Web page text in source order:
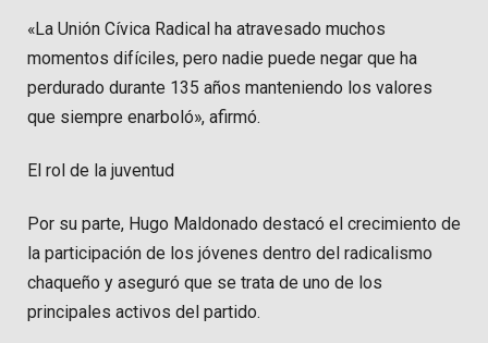
«La Unión Cívica Radical ha atravesado muchos
momentos difíciles, pero nadie puede negar que ha
perdurado durante 135 años manteniendo los valores
que siempre enarboló», afirmó.
El rol de la juventud
Por su parte, Hugo Maldonado destacó el crecimiento de
la participación de los jóvenes dentro del radicalismo
chaqueño y aseguró que se trata de uno de los
principales activos del partido.